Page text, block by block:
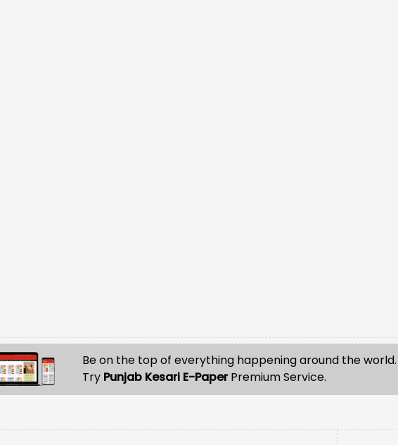
Be on the top of everything happening around the world.
Try Punjab Kesari E-PaperPremium Service.